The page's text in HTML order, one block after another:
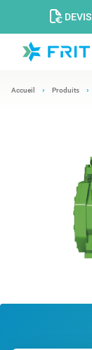
DEVIS
Accueil Produits